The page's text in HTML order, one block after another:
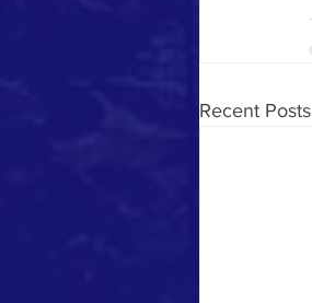
Recent Posts